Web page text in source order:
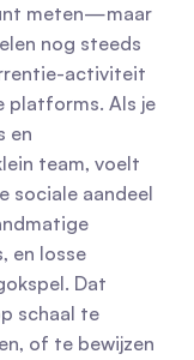
meten—maar
nog steeds
activiteit
platforms. Als je
en
team, voelt
sociale aandeel
en losse
Dat
schaal te
of te bewijzen